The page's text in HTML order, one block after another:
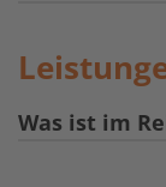
Was ist im